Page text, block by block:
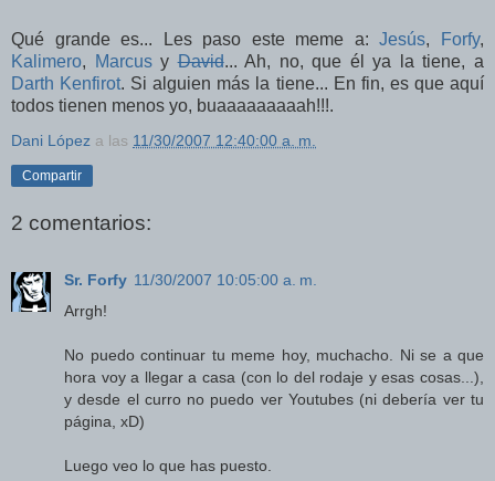
Qué grande es... Les paso este meme a:Jesús, Forfy,
Kalimero, MarcusyDavid... Ah, no, que él ya la tiene, a
Darth Kenfirot. Si alguien más la tiene... En fin, es que aquí
todos tienen menos yo, buaaaaaaaaah!!!.
Dani López a las 11/30/2007 12:40:00 a. m.
Compartir
2 comentarios:
Sr. Forfy 11/30/2007 10:05:00 a. m.
Arrgh!
No puedo continuar tu meme hoy, muchacho. Ni se a que
hora voy a llegar a casa (con lo del rodaje y esas cosas...),
y desde el curro no puedo ver Youtubes (ni debería ver tu
página, xD)
Luego veo lo que has puesto.